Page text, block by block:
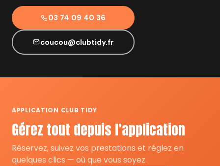
03 74 09 40 36
coucou@clubtidy.fr
APPLICATION CLUB TIDY
Gérez tout depuis l’application
Réservez, suivez vos prestations et réglez en
quelques clics — où que vous soyez.